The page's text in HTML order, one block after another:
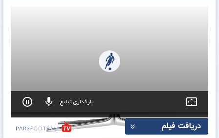
0
seconds
بارگذاری تبلیغ
دریافت فیلم